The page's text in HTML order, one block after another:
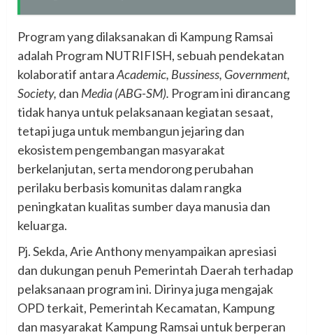
Program yang dilaksanakan di Kampung Ramsai
adalah Program NUTRIFISH, sebuah pendekatan
kolaboratif antaraAcademic, Bussiness, Government,
Society, dan Media (ABG-SM). Program ini dirancang
tidak hanya untuk pelaksanaan kegiatan sesaat,
tetapi juga untuk membangun jejaring dan
ekosistem pengembangan masyarakat
berkelanjutan, serta mendorong perubahan
perilaku berbasis komunitas dalam rangka
peningkatan kualitas sumber daya manusia dan
keluarga.
Pj. Sekda, Arie Anthony menyampaikan apresiasi
dan dukungan penuh Pemerintah Daerah terhadap
pelaksanaan program ini. Dirinya juga mengajak
OPD terkait, Pemerintah Kecamatan, Kampung
dan masyarakat Kampung Ramsai untuk berperan